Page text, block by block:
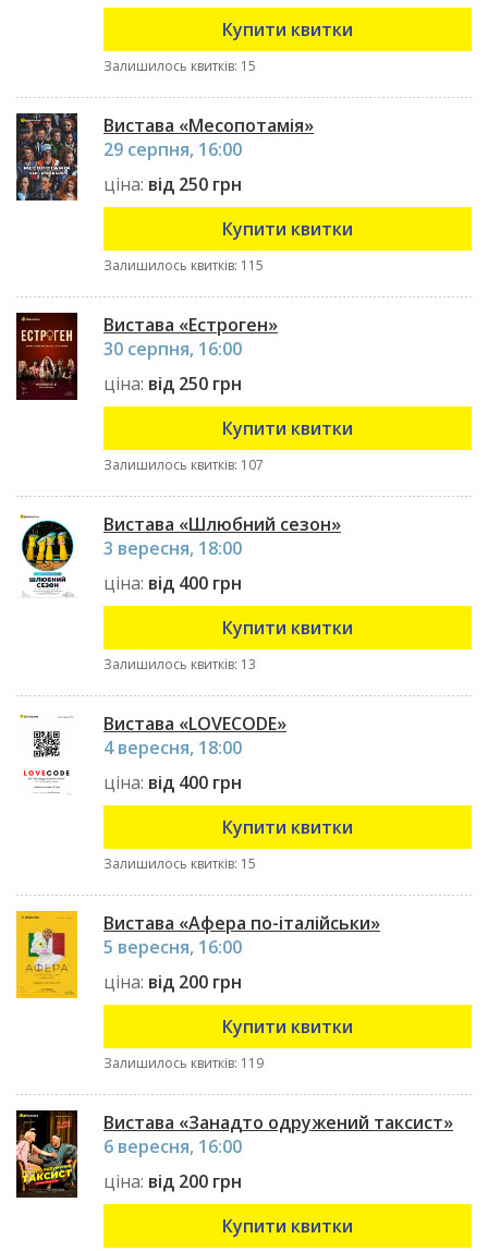
Купити квитки
Залишилось квитків: 15
Вистава «Месопотамія»
29 серпня, 16:00
ціна: від 250 грн
Купити квитки
Залишилось квитків: 115
Вистава «Естроген»
30 серпня, 16:00
ціна: від 250 грн
Купити квитки
Залишилось квитків: 107
Вистава «Шлюбний сезон»
3 вересня, 18:00
ціна: від 400 грн
Купити квитки
Залишилось квитків: 13
Вистава «LOVECODE»
4 вересня, 18:00
ціна: від 400 грн
Купити квитки
Залишилось квитків: 15
Вистава «Афера по-італійськи»
5 вересня, 16:00
ціна: від 200 грн
Купити квитки
Залишилось квитків: 119
Вистава «Занадто одружений таксист»
6 вересня, 16:00
ціна: від 200 грн
Купити квитки